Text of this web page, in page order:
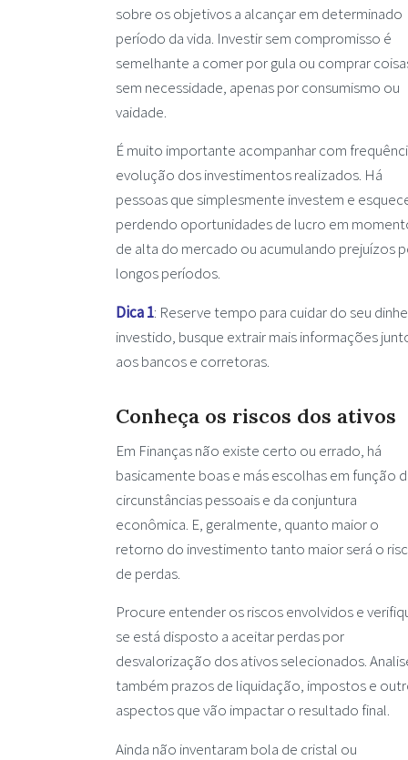
sobre os objetivos a alcançar em determinado
período da vida. Investir sem compromisso é
semelhante a comer por gula ou comprar
sem necessidade, apenas por consumismo ou
vaidade.
É muito importante acompanhar com
evolução dos investimentos realizados. Há
pessoas que simplesmente investem e
perdendo oportunidades de lucro em
de alta do mercado ou acumulando prejuízos
longos períodos.
Dica 1: Reserve tempo para cuidar do seu
investido, busque extrair mais informações
aos bancos e corretoras.
Conheça os riscos dos ativos
Em Finanças não existe certo ou errado, há
basicamente boas e más escolhas em função
circunstâncias pessoais e da conjuntura
econômica. E, geralmente, quanto maior o
retorno do investimento tanto maior será o
de perdas.
Procure entender os riscos envolvidos e
se está disposto a aceitar perdas por
desvalorização dos ativos selecionados.
também prazos de liquidação, impostos e
aspectos que vão impactar o resultado final.
Ainda não inventaram bola de cristal ou